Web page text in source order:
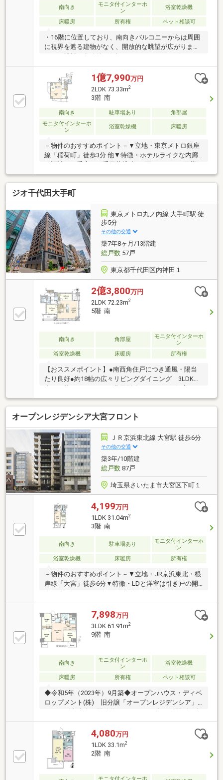
南向き
モニタ付インターホ
ン
浴室乾燥機
床暖房 所有権 ペット相談可
・16階に位置しており、南向きバルコニーからは周囲
に視界を遮る建物がなく、開放的な眺望が広がりま
ん）・プライバシーに配慮したホテルライクな内廊下
設計です。・リビングダイニングには、TES温水式床
暖房が設置されています。・3駅複数路線利用可JR山
手線・JR京浜東北線・JR高崎線・JR宇都宮線・JR常
磐線他「上野」駅まで徒歩5分東京メトロ銀座線・日
比谷線「上野」駅徒歩6分東京メトロ銀座線「稲荷
町」駅まで徒歩3分都営大江戸線「新御徒町」駅まで
徒歩9分・大切なペットと暮らせるマンションです。
（飼育細則あり）
1億7,990万円
2LDK 73.33m2
3階 南
南向き 駐車場あり
角部屋
モニタ付インターホ
ン
浴室乾燥機 床暖房
－物件のおすすめポイント－▼立地・東京メトロ銀座
線「稲荷町」徒歩3分 他▼特徴・ホテルライクな内廊
(南・西側)・LDKは約18.4帖、対面式キッチン採用・主
寝室は約7.0帖、WICを設置・宅配ボックス有、24時間
ゴミ出し可能▼設備・床暖房(LD部分)・浄水器・浴室
乾燥機・タンクレストイレ・オートロック▼周辺環
境・マルエツ東上野店 徒歩3分(約200m)・台東区役所
徒歩4分(約280m)■ ご希望の住まい探しをお手伝いし
ます ━━━━━・・・物件の詳細・ご相談はお気軽に
お問い合わせください。
ジオ千代田大手町
東京メトロ丸ノ内線 大手町駅 徒
歩5分
その他の交通
築7年8ヶ月/13階建
総戸数57戸
東京都千代田区内神田１
2億3,800万円
2LDK 72.23m2
5階 南
南向き 角部屋
モニタ付インターホ
ン
浴室乾燥機
床暖房 所有権
【おススメポイント】●南西角住戸につき通風・陽当
たり良好●約18帖の広々リビングダイニング 3LDKへ
（※細則有）【充実の設備・仕様】■ディスポーザー排
水処理システム■ビルトイン浄水器■食器洗い乾燥機■
保温浴槽■低床式浴槽■追いだき機能付セミオートバス
■トリプルセキュリティ■24時間遠隔監視システム■二
重床・二重天井・天井カセット型エアコン（LD部分）
■ガス温水式床暖房（LD部分）■フルフラット設計■24
時間換気システム■LOW-E複層ガラス
オープンレジデンシア大宮フロント
ＪＲ京浜東北線 大宮駅 徒歩6分
その他の交通
築3年/10階建
総戸数87戸
埼玉県さいたま市大宮区下町１
4,199万円
1LDK 31.04m2
3階 南
南向き 駐車場あり
モニタ付インターホ
ン
浴室乾燥機
床暖房 所有権
－物件のおすすめポイント－▼立地・JR京浜東北・根
岸線「大宮」徒歩6分▼特徴・LDと洋室は引き戸の開
ン・各居室・洗面室に収納を配置・カメラ付オートロ
ック・モニタ付エレベーター採用▼設備・床暖房
(LD)・浴室乾燥機・非接触キーシステム・宅配ボック
ス▼2026年7月室内リフォーム内容・全室クロス張
替・LED照明取付、ハウスクリーニング▼周辺環境・
ファミリーマート大宮仲町二丁目店 徒歩1分(約80m)■
ご希望の住まい探しをお手伝いします
━━━━━・・・物件の詳細・ご相談はお気軽にお問
い合わせください。
7,898万円
3LDK 61.91m2
9階 南
南向き
モニタ付インターホ
ン
浴室乾燥機
床暖房 所有権 ペット相談可
◆令和5年（2023年）9月築◆オープンハウス・ディベ
ロップメント(株) 旧分譲「オープンレジデンシア」
し可能◆ペット飼育可（使用細則有）◆二重構造の
床・天井◆設計・建設住宅性能証明書取得◆宅配ロッ
カー付き◆光ファイバーインターネット （つなぐネ
ットコミュニケーションズ）◆新規リフォーム実施
※2026年6月完了
4,080万円
1LDK 33.1m2
2階 南